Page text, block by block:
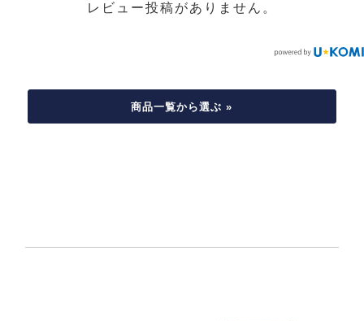
レビュー投稿がありません。
商品一覧から選ぶ »